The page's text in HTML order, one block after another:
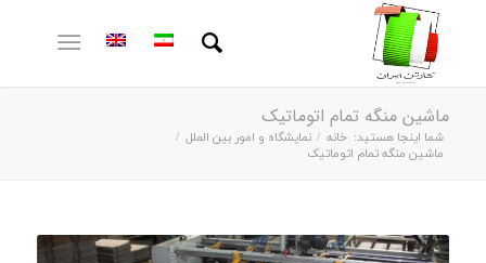
ماشین منگه تمام اتوماتیک
شما اینجا هستید: خانه / نمایشگاه و امور بین الملل /
ماشین منگه تمام اتوماتیک